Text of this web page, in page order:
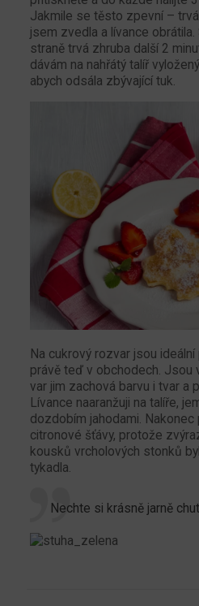
Jakmile se těsto zpevní –
jsem zvedla a lívance
straně trvá zhruba další 2
dávám na nahřátý talíř
abych odsála zbývající tuk.
Na cukrový rozvar jsou
právě teď v obchodech. Jsou
var jim zachová barvu i tvar a
Lívance naaranžuji na talíře,
dozdobím jahodami. Nakonec
citronové šťávy, protože
kousků vrcholových stonků
tykadla.
Nechte si krásně jarně